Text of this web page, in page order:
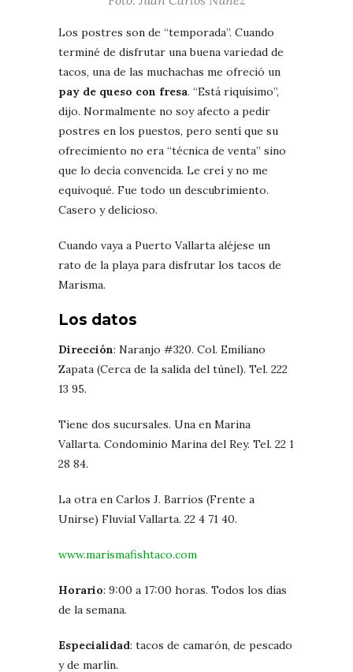
Los postres son de “temporada”. Cuando
terminé de disfrutar una buena variedad de
tacos, una de las muchachas me ofreció un
pay de queso con fresa. “Está riquísimo”,
dijo. Normalmente no soy afecto a pedir
postres en los puestos, pero sentí que su
ofrecimiento no era “técnica de venta” sino
que lo decía convencida. Le creí y no me
equivoqué. Fue todo un descubrimiento.
Casero y delicioso.
Cuando vaya a Puerto Vallarta aléjese un
rato de la playa para disfrutar los tacos de
Marisma.
Los datos
Dirección: Naranjo #320. Col. Emiliano
Zapata (Cerca de la salida del túnel). Tel. 222
13 95.
Tiene dos sucursales. Una en Marina
Vallarta. Condominio Marina del Rey. Tel. 22 1
28 84.
La otra en Carlos J. Barrios (Frente a
Unirse) Fluvial Vallarta. 22 4 71 40.
www.marismafishtaco.com
Horario: 9:00 a 17:00 horas. Todos los días
de la semana.
Especialidad: tacos de camarón, de pescado
y de marlín.